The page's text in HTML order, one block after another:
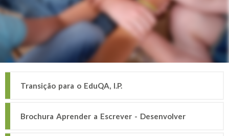
Transição para o EduQA, I.P.
Brochura Aprender a Escrever - Desenvolver